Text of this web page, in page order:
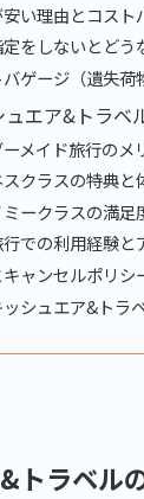
い理由とコスト
をしないとど
バゲージ（遺失荷
エア&トラベ
メイド旅行のメ
スクラスの特典と
ークラスの満足
での利用経験と
ャンセルポリシ
シュエア&トラ
トラベル